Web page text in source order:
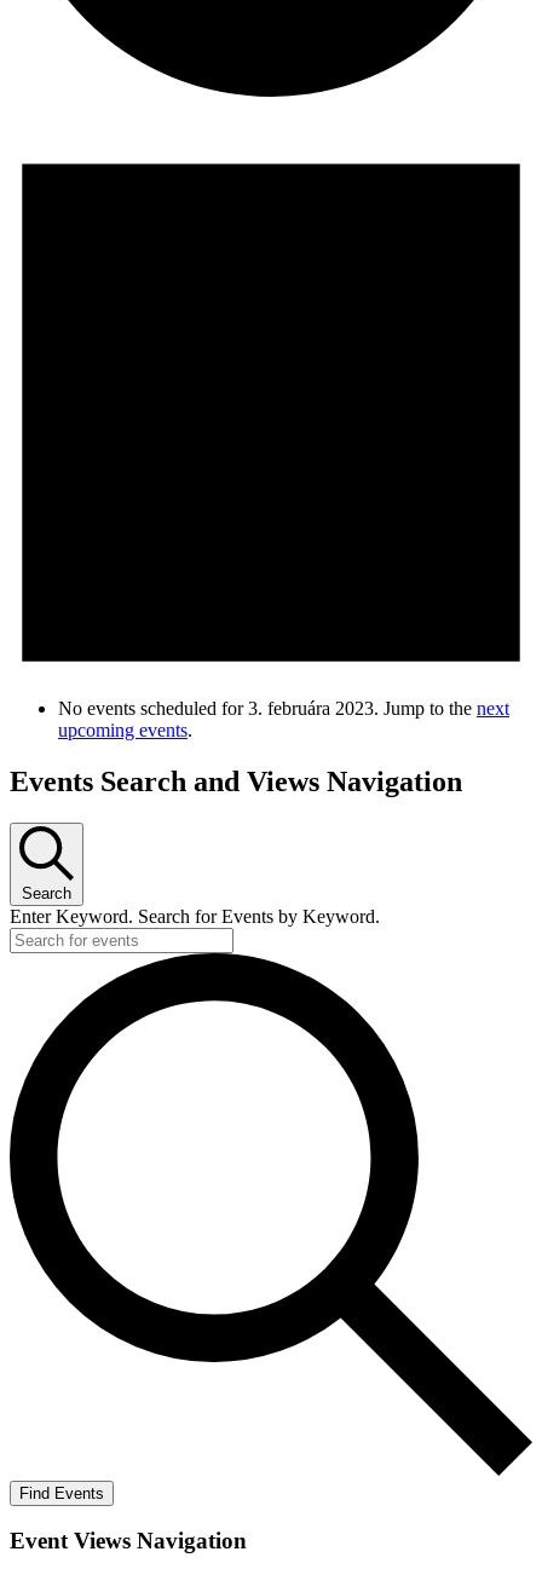
No events scheduled for 3. februára 2023. Jump to the next
upcoming events.
Events Search and Views Navigation
Search
Enter Keyword. Search for Events by Keyword.
Find Events
Event Views Navigation